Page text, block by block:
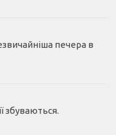
печера в
збуваються.